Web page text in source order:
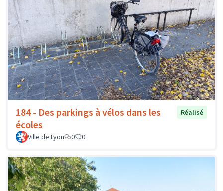
184 - Des parkings à vélos dans les
écoles
Réalisé
Ville de Lyon 0 0